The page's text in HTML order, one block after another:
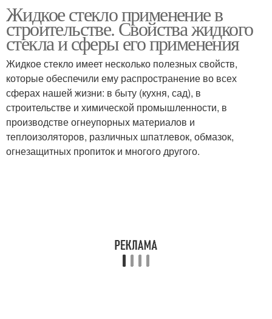
Жидкое стекло применение в
строительстве. Свойства жидкого
стекла и сферы его применения
Жидкое стекло имеет несколько полезных свойств,
которые обеспечили ему распространение во всех
сферах нашей жизни: в быту (кухня, сад), в
строительстве и химической промышленности, в
производстве огнеупорных материалов и
теплоизоляторов, различных шпатлевок, обмазок,
огнезащитных пропиток и многого другого.